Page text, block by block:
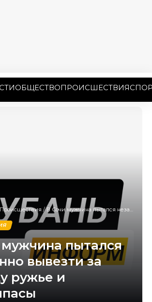
ОБЩЕСТВОПРОИСШЕСТВИЯ
Происшествия /В Сочи мужчина пытался незаконно вывезти за границу ружье и боеприпасы
пытался
вывезти за
ружье и